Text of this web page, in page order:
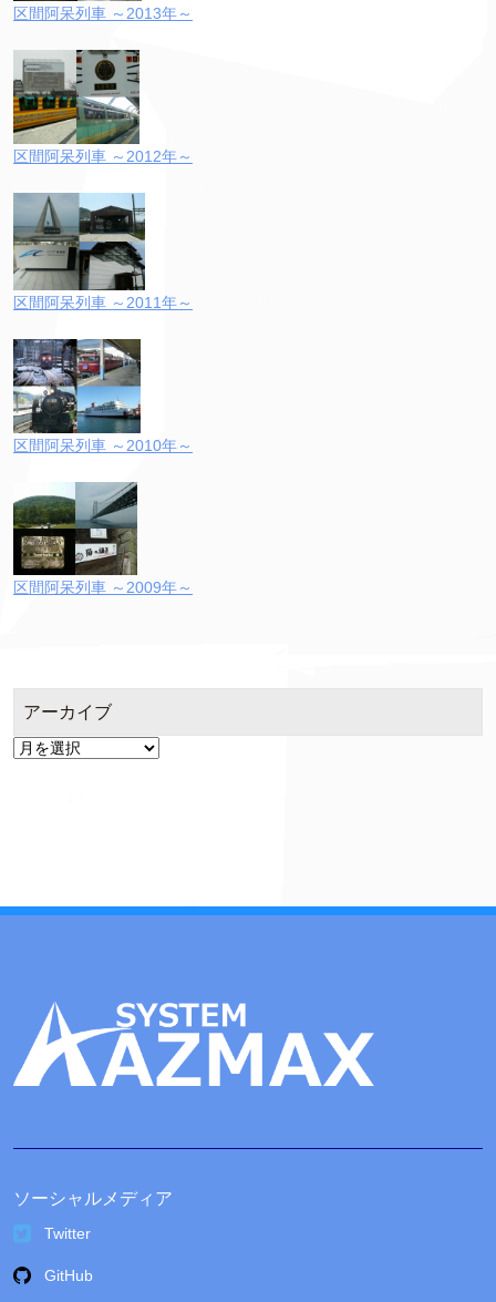
区間阿呆列車 ～2013年～
区間阿呆列車 ～2012年～
区間阿呆列車 ～2011年～
区間阿呆列車 ～2010年～
区間阿呆列車 ～2009年～
アーカイブ
ア
ソーシャルメディア
Twitter
GitHub